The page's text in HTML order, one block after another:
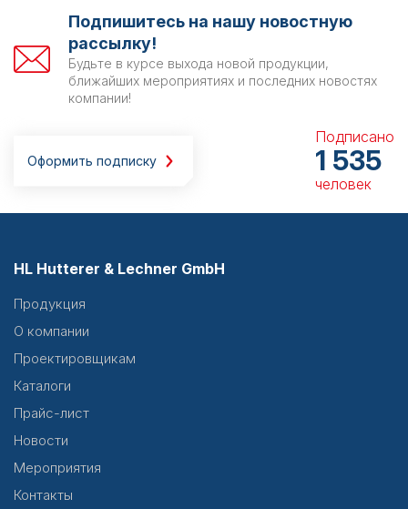
Подпишитесь на нашу новостную
рассылку!
Будьте в курсе выхода новой продукции,
ближайших мероприятиях и последних новостях
компании!
Оформить подписку
Подписано
1 535
человек
HL Hutterer & Lechner GmbH
Продукция
О компании
Проектировщикам
Каталоги
Прайс-лист
Новости
Мероприятия
Контакты